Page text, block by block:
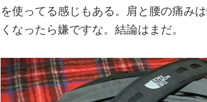
を使ってる感じもある。肩と腰の痛み
くなったら嫌ですな。結論はまだ。